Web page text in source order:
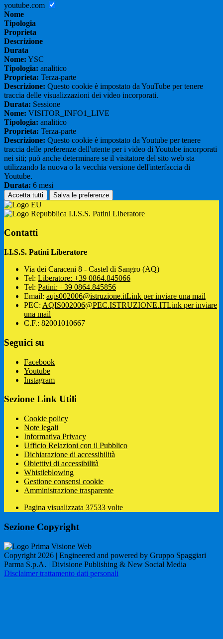
youtube.com
Nome
Tipologia
Proprieta
Descrizione
Durata
Nome: YSC
Tipologia: analitico
Proprieta: Terza-parte
Descrizione: Questo cookie è impostato da YouTube per tenere
traccia delle visualizzazioni dei video incorporati.
Durata: Sessione
Nome: VISITOR_INFO1_LIVE
Tipologia: analitico
Proprieta: Terza-parte
Descrizione: Questo cookie è impostato da Youtube per tenere
traccia delle preferenze dell'utente per i video di Youtube incorporati
nei siti; può anche determinare se il visitatore del sito web sta
utilizzando la nuova o la vecchia versione dell'interfaccia di
Youtube.
Durata: 6 mesi
Accetta tutti Salva le preferenze
I.I.S.S. Patini Liberatore
Contatti
I.I.S.S. Patini Liberatore
Via dei Caraceni 8 - Castel di Sangro (AQ)
Tel: Liberatore: +39 0864.845066
Tel: Patini: +39 0864.845856
Email: aqis002006@istruzione.itLink per inviare una mail
PEC: AQIS002006@PEC.ISTRUZIONE.ITLink per inviare
una mail
C.F.: 82001010667
Seguici su
Facebook
Youtube
Instagram
Sezione Link Utili
Cookie policy
Note legali
Informativa Privacy
Ufficio Relazioni con il Pubblico
Dichiarazione di accessibilità
Obiettivi di accessibilità
Whistleblowing
Gestione consensi cookie
Amministrazione trasparente
Pagina visualizzata 37533 volte
Sezione Copyright
Copyright 2026 | Engineered and powered by Gruppo Spaggiari
Parma S.p.A. | Divisione Publishing & New Social Media
Disclaimer trattamento dati personali